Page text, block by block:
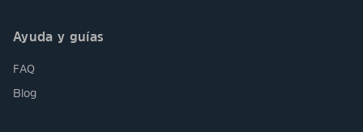
Ayuda y guías
FAQ
Blog